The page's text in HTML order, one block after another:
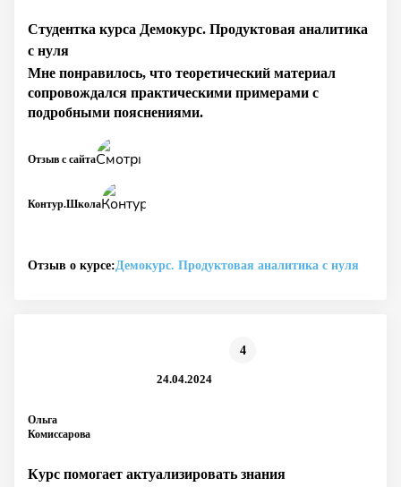
Студентка курса Демокурс. Продуктовая аналитика
с нуля
Мне понравилось, что теоретический материал
сопровождался практическими примерами с
подробными пояснениями.
Контур.Школа
Отзыв с сайта
Отзыв о курсе:Демокурс. Продуктовая аналитика с нуля
Ольга
Комиссарова
4
24.04.2024
Курс помогает актуализировать знания